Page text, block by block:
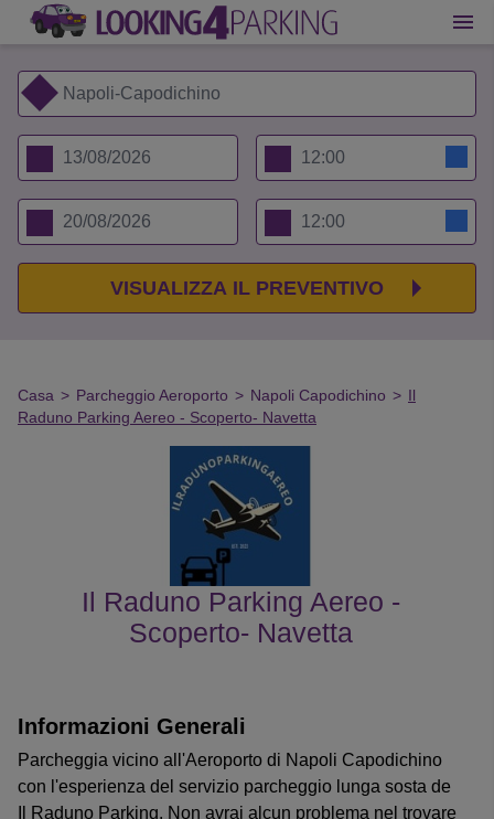
Casa > Parcheggio Aeroporto > Napoli Capodichino > Il
Raduno Parking Aereo - Scoperto- Navetta
Il Raduno Parking Aereo -
Scoperto- Navetta
Informazioni Generali
Parcheggia vicino all'Aeroporto di Napoli Capodichino
con l'esperienza del servizio parcheggio lunga sosta de
Il Raduno Parking. Non avrai alcun problema nel trovare
VISUALIZZA IL PREVENTIVO